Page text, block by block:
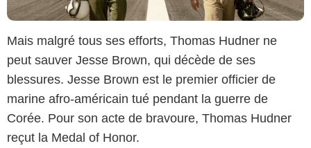
Mais malgré tous ses efforts, Thomas Hudner ne
peut sauver Jesse Brown, qui décède de ses
blessures. Jesse Brown est le premier officier de
marine afro-américain tué pendant la guerre de
Corée. Pour son acte de bravoure, Thomas Hudner
reçut la Medal of Honor.